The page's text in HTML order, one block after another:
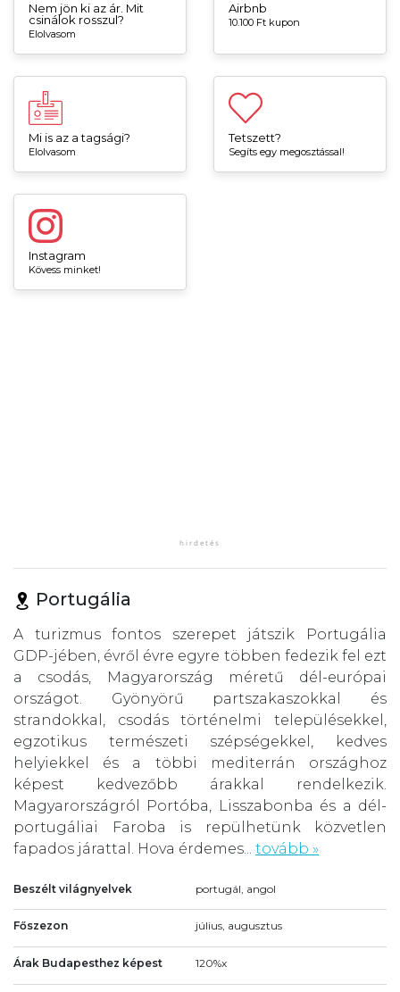
Nem jön ki az ár. Mit
csinálok rosszul?
Elolvasom
Airbnb
10.100 Ft kupon
Mi is az a tagsági?
Elolvasom
Tetszett?
Segíts egy megosztással!
Instagram
Kövess minket!
Portugália
A turizmus fontos szerepet játszik Portugália
GDP-jében, évről évre egyre többen fedezik fel ezt
a csodás, Magyarország méretű dél-európai
országot. Gyönyörű partszakaszokkal és
strandokkal, csodás történelmi településekkel,
egzotikus természeti szépségekkel, kedves
helyiekkel és a többi mediterrán országhoz
képest kedvezőbb árakkal rendelkezik.
Magyarországról Portóba, Lisszabonba és a dél-
portugáliai Faroba is repülhetünk közvetlen
fapados járattal. Hova érdemes... tovább »
Beszélt világnyelvek portugál, angol
Főszezon július, augusztus
Árak Budapesthez képest 120%x